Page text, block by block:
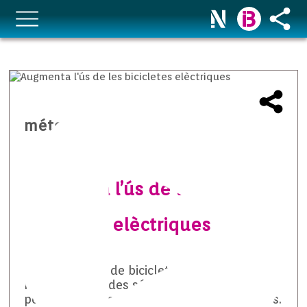
méteo temps i natura
Augmenta l’ús de les
bicicletes elèctriques
Creix la venda de bicicletes elèctriques. Les
més demandades són les de muntanya
però també incrementa l’ús de les urbanes.